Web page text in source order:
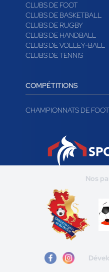
CLUBS DE FOOT
CLUBS DE BASKETBALL
CLUBS DE RUGBY
CLUBS DE HANDBALL
CLUBS DE VOLLEY-BALL
CLUBS DE TENNIS
COMPÉTITIONS
CHAMPIONNATS DE
Nos